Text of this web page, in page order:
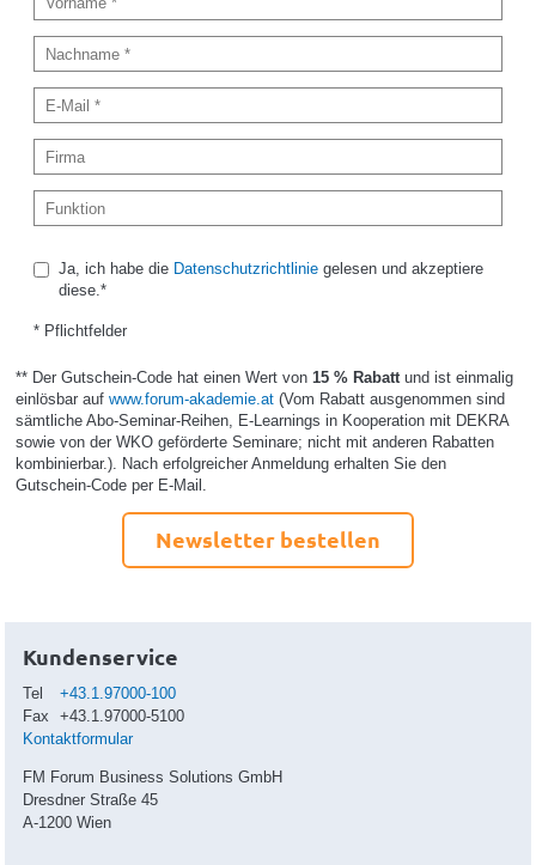
Ja, ich habe die Datenschutzrichtliniegelesen und akzeptiere
diese.*
* Pflichtfelder
** Der Gutschein-Code hat einen Wert von 15 % Rabatt und ist einmalig
einlösbar auf www.forum-akademie.at(Vom Rabatt ausgenommen sind
sämtliche Abo-Seminar-Reihen, E-Learnings in Kooperation mit DEKRA
sowie von der WKO geförderte Seminare; nicht mit anderen Rabatten
kombinierbar.). Nach erfolgreicher Anmeldung erhalten Sie den
Gutschein-Code per E-Mail.
Newsletter bestellen
Kundenservice
Tel
+43.1.97000-100
Fax
+43.1.97000-5100
Kontaktformular
FM Forum Business Solutions GmbH
Dresdner Straße 45
A-1200 Wien